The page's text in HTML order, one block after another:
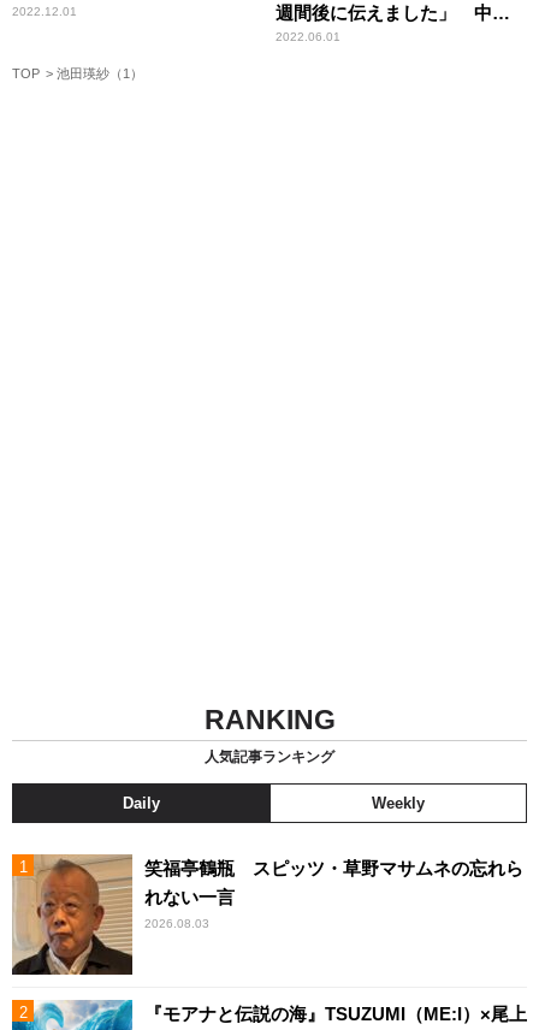
2022.12.01
週間後に伝えました」 中西
アルノ、最近は「B級ホラー映
2022.06.01
TOP 池田瑛紗（1）
RANKING
人気記事ランキング
Daily Weekly
笑福亭鶴瓶 スピッツ・草野マサムネの忘れら
れない一言
2026.08.03
『モアナと伝説の海』TSUZUMI（ME:I）×尾上